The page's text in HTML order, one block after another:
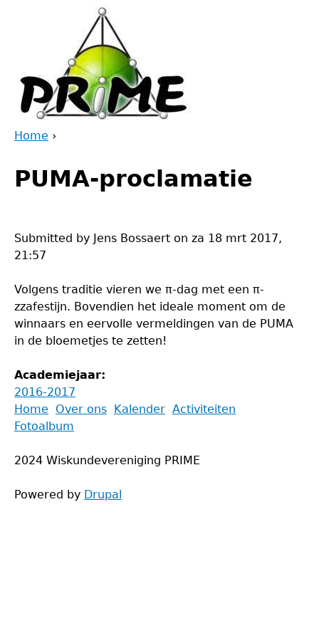
are
Home ›
to
top
PUMA-proclamatie
Submitted by Jens Bossaert on za 18 mrt 2017,
21:57
Volgens traditie vieren we π-dag met een π-
zzafestijn. Bovendien het ideale moment om de
winnaars en eervolle vermeldingen van de PUMA
in de bloemetjes te zetten!
Academiejaar:
2016-2017
Back
to
Main
menu
Home Over ons Kalender Activiteiten
Fotoalbum
2024 Wiskundevereniging PRIME
Powered by Drupal